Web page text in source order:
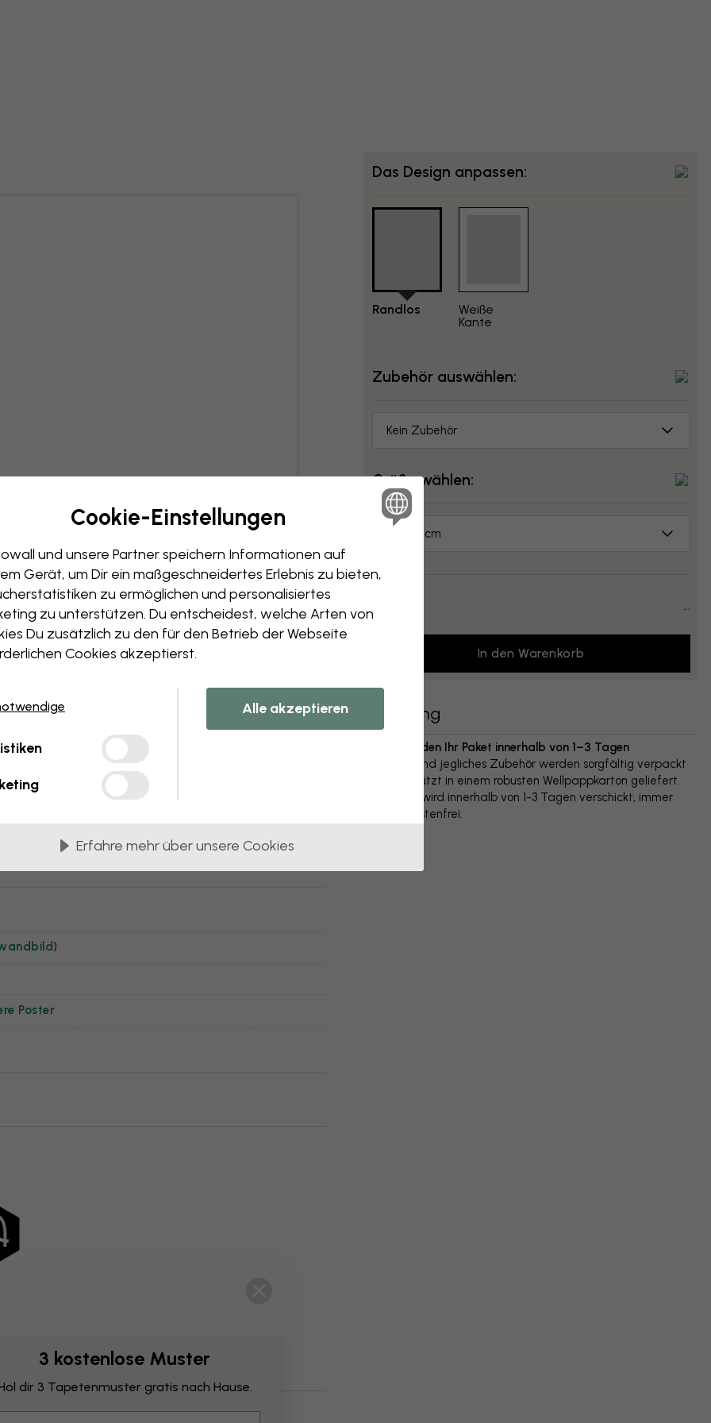
Das Design anpassen:
Randlos
Weiße
Kante
Zubehör auswählen:
Kein Zubehör
Größe wählen:
70x50 cm
...
In den Warenkorb
)
Poster
Abstrakt Beige Kunstrichtungen
Lieferung
Wir versenden Ihr Paket innerhalb von 1–3 Tagen
Ihr Poster und jegliches Zubehör werden sorgfältig verpackt
und geschützt in einem robusten Wellpappkarton geliefert.
Das Paket wird innerhalb von 1-3 Tagen verschickt, immer
versandkostenfrei.
3 kostenlose Muster
dir 3 Tapetenmuster gratis nach Hause.
Cookie-Einstellungen
und unsere Partner speichern Informationen auf
Gerät, um Dir ein maßgeschneidertes Erlebnis zu bieten,
zu ermöglichen und personalisiertes
zu unterstützen. Du entscheidest, welche Arten von
Du zusätzlich zu den für den Betrieb der Webseite
Cookies akzeptierst.
Alle akzeptieren
Erfahre mehr über unsere Cookies